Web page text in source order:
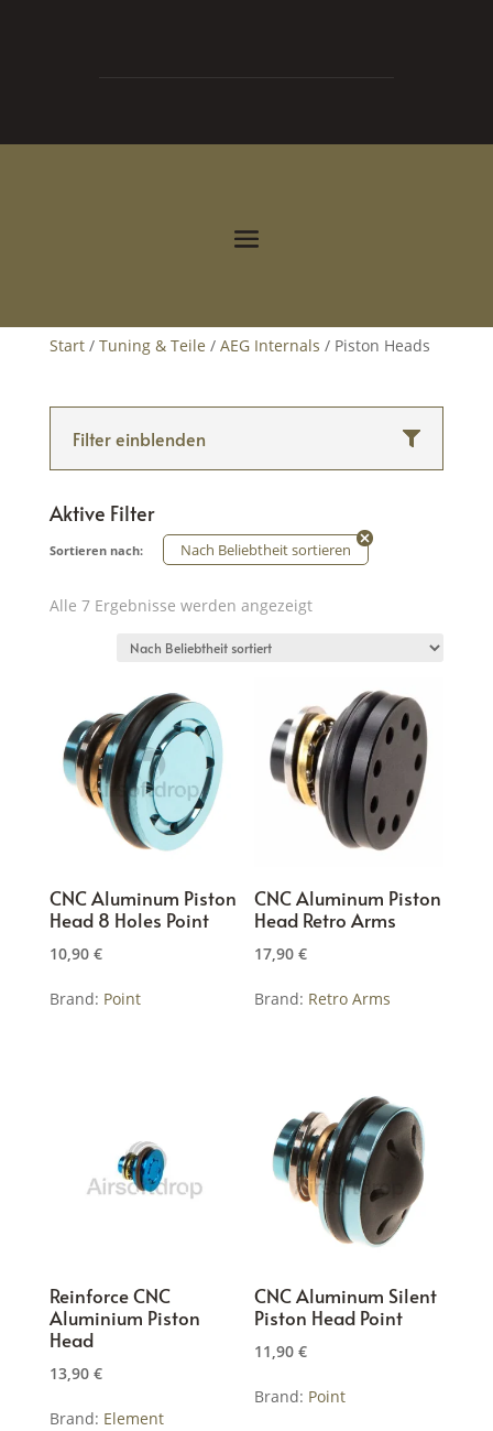
Start/ Tuning & Teile / AEG Internals / Piston Heads
Filter einblenden
Aktive Filter
Sortieren nach: Nach Beliebtheit sortieren
Alle 7 Ergebnisse werden angezeigtNach
CNC Aluminum Piston
Head 8 Holes Point
10,90 €
Brand: Point
CNC Aluminum Piston
Head Retro Arms
17,90€
Brand: Retro Arms
Reinforce CNC
Aluminium Piston
Head
13,90 €
Brand: Element
CNC Aluminum Silent
Piston Head Point
11,90€
Brand: Point